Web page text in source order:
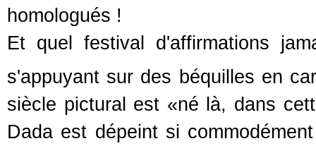
homologués !
Et quel festival d'affirmations
s'appuyant sur des béquilles en
siècle pictural est «né là, dans
Dada est dépeint si